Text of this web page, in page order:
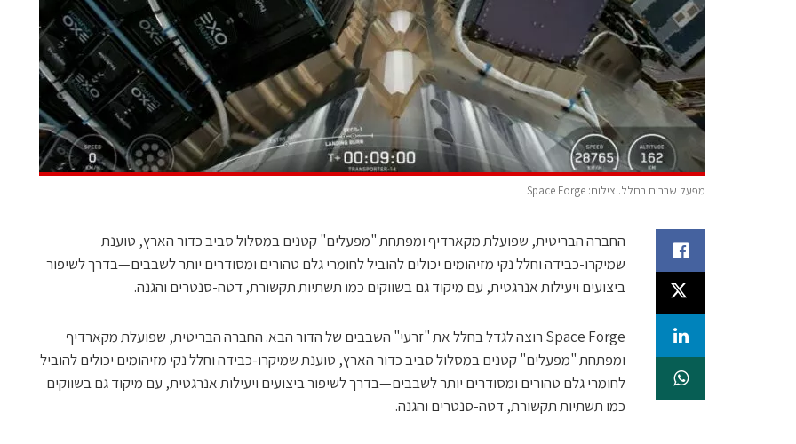
מפעל שבבים בחלל. צילום: Space Forge
החברה הבריטית, שפועלת מקארדיף ומפתחת "מפעלים" קטנים במסלול סביב כדור הארץ, טוענת
שמיקרו-כבידה וחלל נקי מזיהומים יכולים להוביל לחומרי גלם טהורים ומסודרים יותר לשבבים—בדרך לשיפור
ביצועים ויעילות אנרגטית, עם מיקוד גם בשווקים כמו תשתיות תקשורת, דטה-סנטרים והגנה.
Space Forge רוצה לגדל בחלל את "זרעי" השבבים של הדור הבא. החברה הבריטית, שפועלת מקארדיף
ומפתחת "מפעלים" קטנים במסלול סביב כדור הארץ, טוענת שמיקרו-כבידה וחלל נקי מזיהומים יכולים להוביל
לחומרי גלם טהורים ומסודרים יותר לשבבים—בדרך לשיפור ביצועים ויעילות אנרגטית, עם מיקוד גם בשווקים
כמו תשתיות תקשורת, דטה-סנטרים והגנה.